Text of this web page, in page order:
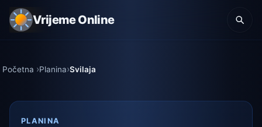
Vrijeme Online
Početna Planina Svilaja
PLANINA